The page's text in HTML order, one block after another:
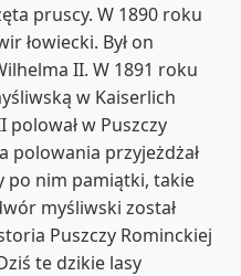
pruscy. W 1890 roku
łowiecki. Był on
II. W 1891 roku
w Kaiserlich
polował w Puszczy
polowania przyjeżdżał
po nim pamiątki, takie
myśliwski został
Puszczy Rominckiej
te dzikie lasy